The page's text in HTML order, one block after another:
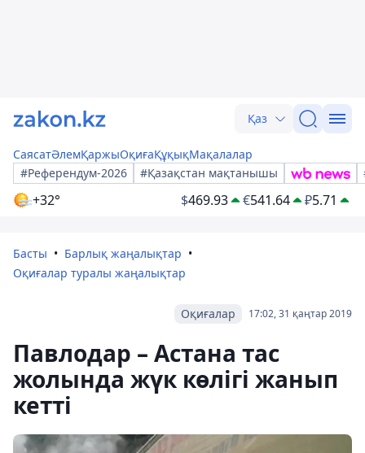
Қаз
СаясатӘлемҚаржыОқиғаҚұқықМақалалар
#Референдум-2026
#Қазақстан мақтанышы
+32° $469.93 €541.64 ₽5.71
Басты
Барлық жаңалықтар
Оқиғалар туралы жаңалықтар
17:02, 31 қаңтар 2019
Оқиғалар
Павлодар – Астана тас
жолында жүк көлігі жанып
кетті